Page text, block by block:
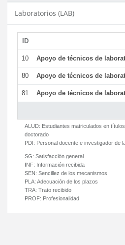
Laboratorios (LAB)
ID
10 Apoyo de técnicos de
80 Apoyo de técnicos de
81 Apoyo de técnicos de
ALUD: Estudiantes matriculados en
doctorado
PDI: Personal docente e investigador de
SG: Satisfacción general
INF: Información recibida
SEN: Sencillez de los mecanismos
PLA: Adecuación de los plazos
TRA: Trato recibido
PROF: Profesionalidad